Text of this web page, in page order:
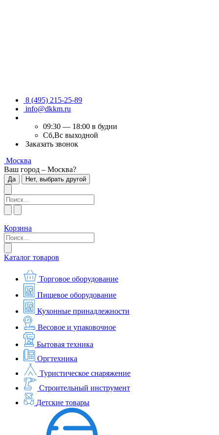
8 (495) 215-25-89
info@dkkm.ru
09:30 — 18:00 в будни
Сб,Вс выходной
Заказать звонок
Москва
Ваш город – Москва?
Да Нет, выбрать другой
Корзина
Каталог товаров
Торговое оборудование
Пищевое оборудование
Кухонные принадлежности
Весовое и упаковочное
Бытовая техника
Оргтехника
Туристическое снаряжение
Строительный инструмент
Детские товары